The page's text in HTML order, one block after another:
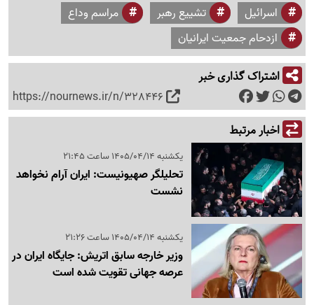
اسرائیل تشییع رهبر
مراسم وداع
ازدحام جمعیت ایرانیان
اشتراک گذاری خبر
https://nournews.ir/n/328446
اخبار مرتبط
یکشنبه 1405/04/14 ساعت 21:45
تحلیلگر صهیونیست: ایران آرام نخواهد
نشست
یکشنبه 1405/04/14 ساعت 21:26
وزیر خارجه سابق اتریش: جایگاه ایران در
عرصه جهانی تقویت شده است